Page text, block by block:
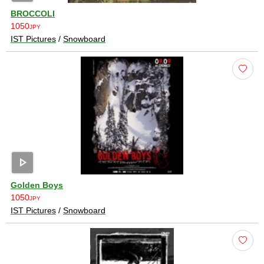
BROCCOLI
1050JPY
IST Pictures / Snowboard
play_arrow
Golden Boys
1050JPY
IST Pictures / Snowboard